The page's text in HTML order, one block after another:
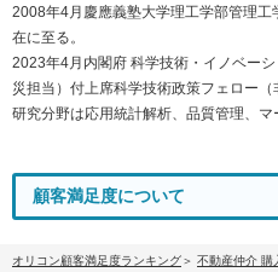
2008年4月慶應義塾大学理工学部管理
在に至る。
2023年4月内閣府 科学技術・イノベー
災担当）付上席科学技術政策フェロー（
研究分野は応用統計解析、品質管理、マ
顧客満足度について
オリコン顧客満足度ランキング
不動産仲介 購